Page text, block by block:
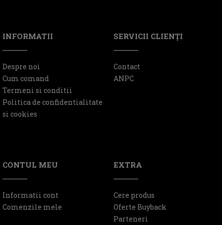
INFORMATII
Despre noi
Cum comand
Termeni si conditii
Politica de confidentialitate
si cookies
SERVICII CLIENŢI
Contact
ANPC
CONTUL MEU
Informatii cont
Comenzile mele
EXTRA
Cere produs
Oferte Buyback
Parteneri